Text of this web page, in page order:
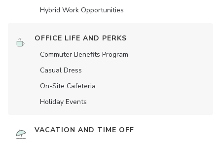
Hybrid Work Opportunities
OFFICE LIFE AND PERKS
Commuter Benefits Program
Casual Dress
On-Site Cafeteria
Holiday Events
VACATION AND TIME OFF